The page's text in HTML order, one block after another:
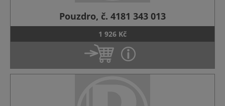
Pouzdro, č. 4181 343 013
1 926 Kč